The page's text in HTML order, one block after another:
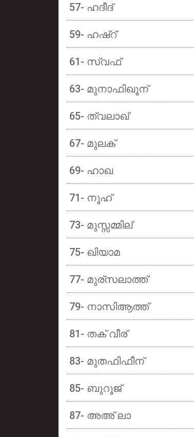
57- ഹദീദ്
59- ഹഷ്റ്
61- സ്വഫ്
63- മുനാഫിഖൂന്
65- ത്വലാഖ്
67- മുലക്
69- ഹാഖ
71- നൂഹ്
73- മുസ്സമ്മില്
75- ഖിയാമ
77- മുര്സലാത്ത്
79- നാസിആത്ത്
81- തക് വീര്
83- മുതഫിഫീന്
85- ബുറൂജ്
87- അഅ് ലാ